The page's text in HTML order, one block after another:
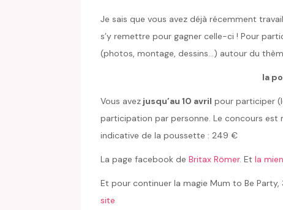
Je sais que vous avez déjà récemment
s’y remettre pour gagner celle-ci ! Pour
(photos, montage, dessins…) autour du
la
Vous avez jusqu’au 10 avril pour participer
participation par personne. Le concours est
indicative de la poussette : 249 €
La page facebook de Britax Römer. Et la
Et pour continuer la magie Mum to Be
site